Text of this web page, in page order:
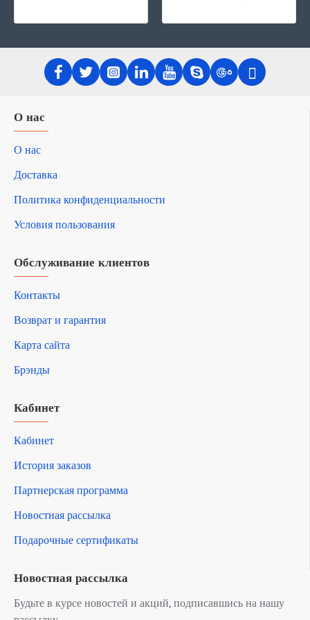
О нас
О нас
Доставка
Политика конфиденциальности
Условия пользования
Обслуживание клиентов
Контакты
Возврат и гарантия
Карта сайта
Брэнды
Кабинет
Кабинет
История заказов
Партнерская программа
Новостная рассылка
Подарочные сертификаты
Новостная рассылка
Будьте в курсе новостей и акций, подписавшись на нашу